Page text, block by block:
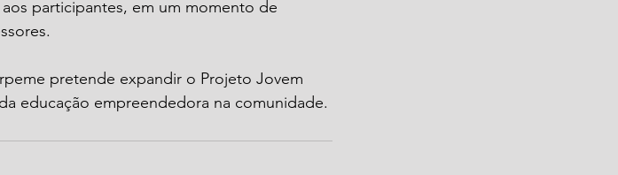
participantes, em um momento de
pretende expandir o Projeto Jovem
educação empreendedora na comunidade.